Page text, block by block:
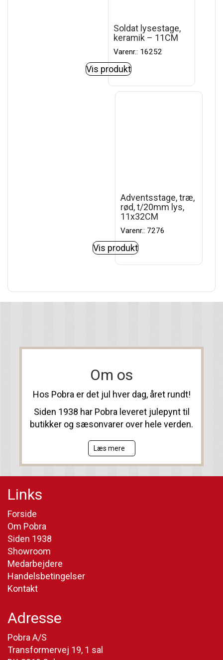
Soldat lysestage,
keramik – 11CM
Varenr.: 16252
Vis produkt
Adventsstage, træ,
rød, t/20mm lys,
11x32CM
Varenr.: 7276
Vis produkt
Om os
Hos Pobra er det jul hver dag, året rundt!
Siden 1938 har Pobra leveret julepynt til
butikker og sæsonvarer over hele verden.
Læs mere
Links
Forside
Om Pobra
Siden 1938
Showroom
Medarbejdere
Handelsbetingelser
Kontakt
Adresse
Pobra A/S
Transformervej 19, 1 sal